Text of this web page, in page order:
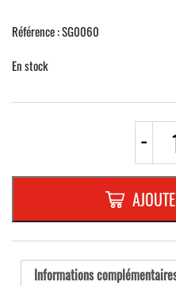
Référence : SG0060
En stock
-
EN
PLAT
:
2
:
Informations